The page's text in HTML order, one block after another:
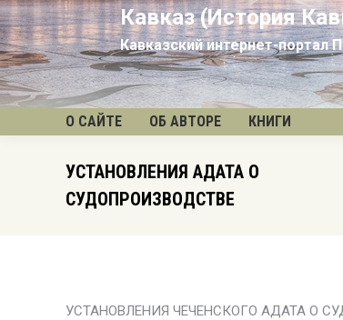
Кавказ (История
Кавказский интернет-портал
О САЙТЕ ОБ АВТОРЕ КНИГИ
УСТАНОВЛЕНИЯ АДАТА О
СУДОПРОИЗВОДСТВЕ
УСТАНОВЛЕНИЯ ЧЕЧЕНСКОГО АДАТА О